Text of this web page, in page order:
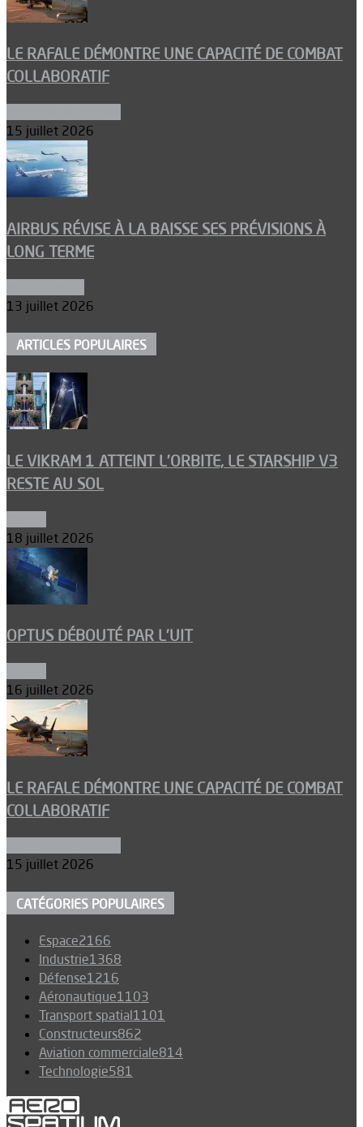
LE RAFALE DÉMONTRE UNE CAPACITÉ DE COMBAT
COLLABORATIF
15 juillet 2026
AIRBUS RÉVISE À LA BAISSE SES PRÉVISIONS À
LONG TERME
13 juillet 2026
ARTICLES POPULAIRES
LE VIKRAM 1 ATTEINT L’ORBITE, LE STARSHIP V3
RESTE AU SOL
18 juillet 2026
OPTUS DÉBOUTÉ PAR L’UIT
16 juillet 2026
LE RAFALE DÉMONTRE UNE CAPACITÉ DE COMBAT
COLLABORATIF
15 juillet 2026
CATÉGORIES POPULAIRES
Espace2166
Industrie1368
Défense1216
Aéronautique1103
Transport spatial1101
Constructeurs862
Aviation commerciale814
Technologie581